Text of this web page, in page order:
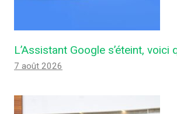
L’Assistant Google s’éteint, voici
7 août 2026